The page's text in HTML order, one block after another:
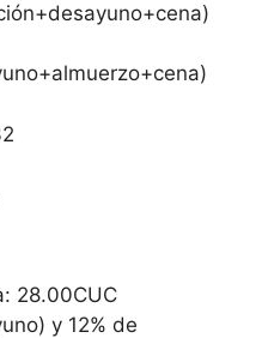
28.00CUC
y 12% de